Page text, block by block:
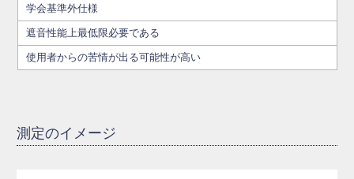
学会基準外仕様
遮音性能上最低限必要である
使用者からの苦情が出る可能性が高い
測定のイメージ